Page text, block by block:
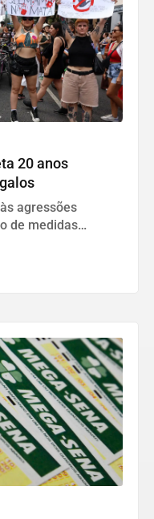
20 anos
agressões
de medidas
de feminicídio